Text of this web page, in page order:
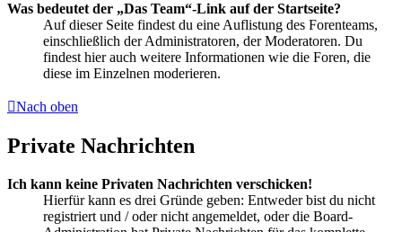
Was bedeutet der „Das Team“-Link auf der Startseite?
Auf dieser Seite findest du eine Auflistung des Forenteams,
einschließlich der Administratoren, der Moderatoren. Du
findest hier auch weitere Informationen wie die Foren, die
diese im Einzelnen moderieren.
Nach oben
Private Nachrichten
Ich kann keine Privaten Nachrichten verschicken!
Hierfür kann es drei Gründe geben: Entweder bist du nicht
registriert und / oder nicht angemeldet, oder die Board-